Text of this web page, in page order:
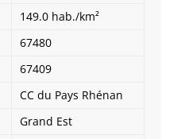
149.0 hab./km²
67480
67409
CC du Pays Rhénan
Grand Est